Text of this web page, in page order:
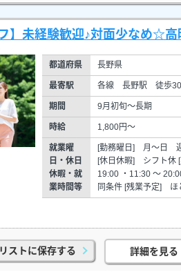
】未経験歓迎♪対面少なめ☆
都道府県 長野県
最寄駅 各線 長野駅 徒歩
期間 9月初旬～長期
時給 1,800円～
就業曜
日・休日
休暇・就
業時間等
[勤務曜日] 月～日
[休日休暇] シフト休
19:00 ・11:30 ～
同条件 [残業予定] ほ
ストに保存する 詳細を見る